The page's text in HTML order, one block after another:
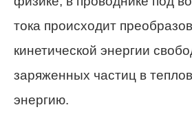
тока происходит
кинетической энергии
заряженных частиц в
энергию.